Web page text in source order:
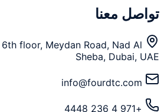
تواصل معنا
floor, Meydan Road, Nad Al
Sheba, Dubai, UAE
info@fourdtc.com
+971 4 236 4448